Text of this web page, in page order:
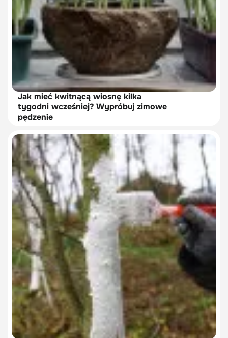
Jak mieć kwitnącą wiosnę kilka
tygodni wcześniej? Wypróbuj zimowe
pędzenie